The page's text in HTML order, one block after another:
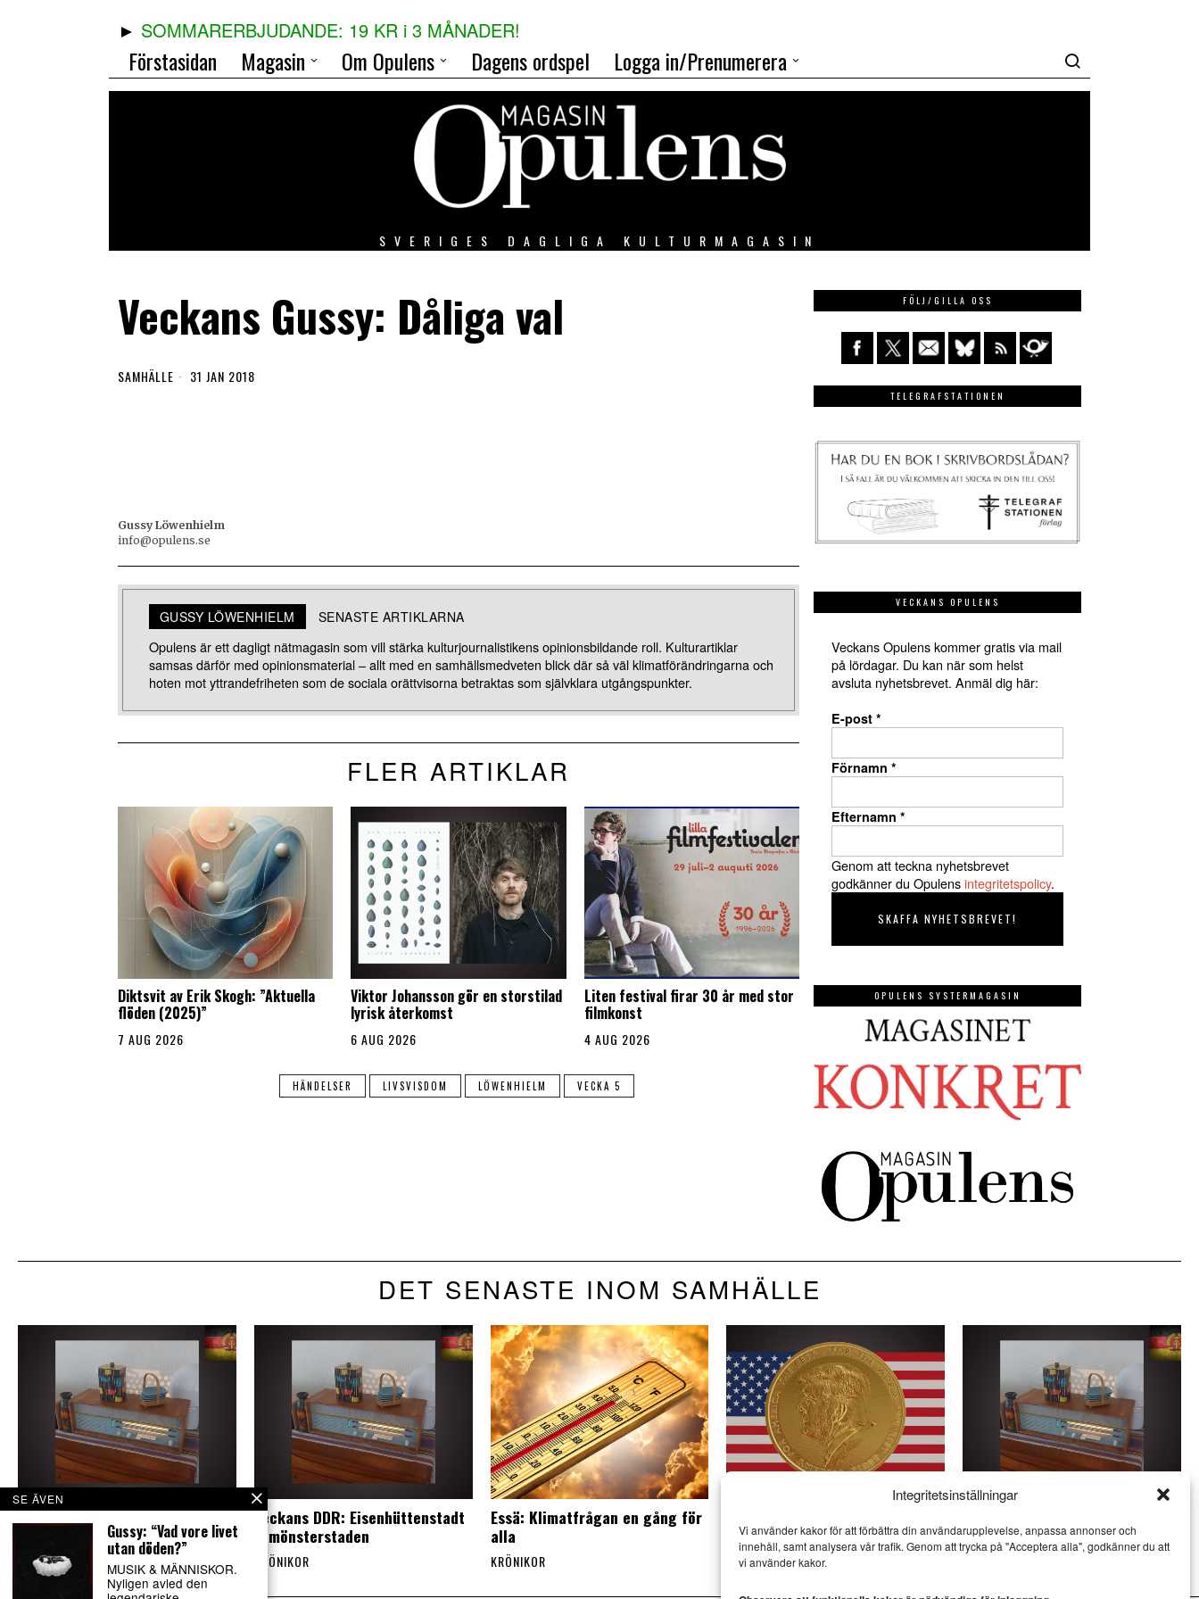
Integritetsinställningar
Vi använder kakor för att förbättra din användarupplevelse, anpassa annonser och
innehåll, samt analysera vår trafik. Genom att trycka på "Acceptera alla", godkänner du att
vi använder kakor.
SOMMARERBJUDANDE: 19 KR i 3 MÅNADER!
Förstasidan Magasin Om Opulens Dagens ordspel Logga in/Prenumerera
SVERIGES DAGLIGA KULTURMAGASIN
Veckans Gussy: Dåliga val
SAMHÄLLE 31 JAN 2018
Gussy Löwenhielm
info@opulens.se
GUSSY LÖWENHIELM SENASTE ARTIKLARNA
Opulens är ett dagligt nätmagasin som vill stärka kulturjournalistikens opinionsbildande roll. Kulturartiklar
samsas därför med opinionsmaterial – allt med en samhällsmedveten blick där så väl klimatförändringarna och
hoten mot yttrandefriheten som de sociala orättvisorna betraktas som självklara utgångspunkter.
FLER ARTIKLAR
Diktsvit av Erik Skogh: ”Aktuella
flöden (2025)”
7 AUG 2026
Viktor Johansson gör en storstilad
lyrisk återkomst
6 AUG 2026
Liten festival firar 30 år med stor
filmkonst
4 AUG 2026
HÄNDELSER LIVSVISDOM LÖWENHIELM VECKA 5
FÖLJ/GILLA OSS
TELEGRAFSTATIONEN
VECKANS OPULENS
Veckans Opulens kommer gratis via mail
på lördagar. Du kan när som helst
avsluta nyhetsbrevet. Anmäl dig här:
E-post *
Förnamn *
Efternamn *
Genom att teckna nyhetsbrevet
godkänner du Opulensintegritetspolicy.
OPULENS SYSTERMAGASIN
DET SENASTE INOM SAMHÄLLE
Veckans DDR: Liten litterär
östtysk klassiker
KRÖNIKOR
Veckans DDR: Eisenhüttenstadt
– mönsterstaden
KRÖNIKOR
Essä: Klimatfrågan en gång för
alla
KRÖNIKOR
land?
KRÖNIKOR
socialismens namn
SE ÄVEN
Gussy: “Vad vore livet
utan döden?”
MUSIK & MÄNNISKOR.
Nyligen avled den